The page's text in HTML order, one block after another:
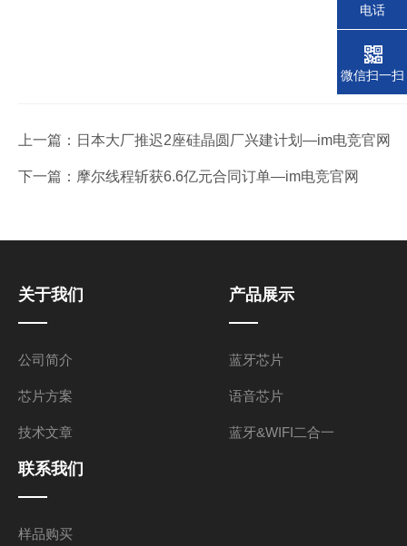
上一篇： 日本大厂推迟2座硅晶圆厂兴建计划—im电竞官网
下一篇： 摩尔线程斩获6.6亿元合同订单—im电竞官网
关于我们
公司简介
芯片方案
技术文章
产品展示
蓝牙芯片
语音芯片
蓝牙&WIFI二合一
联系我们
样品购买
电话
微信扫一扫